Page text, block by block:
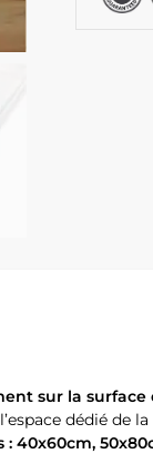
sur la surface
dédié de